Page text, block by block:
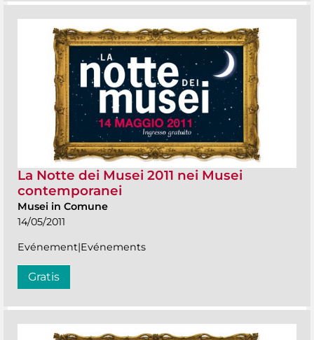
La Notte dei Musei 2011 nei Musei
contemporanei
Musei in Comune
14/05/2011
Evénement|Evénements
Gratis